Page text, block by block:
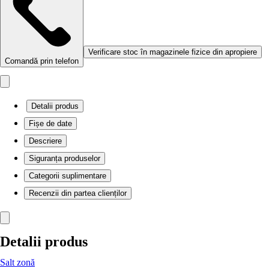
Comandă prin telefon
Verificare stoc în magazinele fizice din apropiere
Detalii produs
Fișe de date
Descriere
Siguranța produselor
Categorii suplimentare
Recenzii din partea clienților
Detalii produs
Salt zonă